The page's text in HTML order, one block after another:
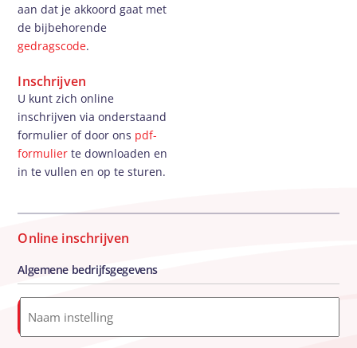
aan dat je akkoord gaat met
de bijbehorende
gedragscode.
Inschrijven
U kunt zich online
inschrijven via onderstaand
formulier of door ons pdf-
formulier te downloaden en
in te vullen en op te sturen.
Online inschrijven
Algemene bedrijfsgegevens
Naam
instelling